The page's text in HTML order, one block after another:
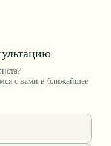
с вами в ближайшее